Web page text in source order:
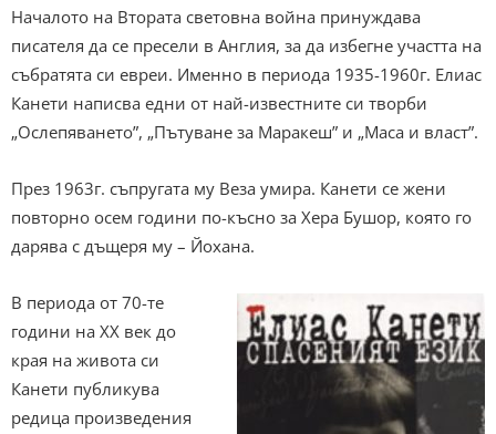
Началото на Втората световна война принуждава
писателя да се пресели в Англия, за да избегне участта на
събратята си евреи. Именно в периода 1935-1960г. Елиас
Канети написва едни от най-известните си творби
„Ослепяването”, „Пътуване за Маракеш” и „Маса и власт”.
През 1963г. съпругата му Веза умира. Канети се жени
повторно осем години по-късно за Хера Бушор, която го
дарява с дъщеря му – Йохана.
В периода от 70-те
години на XX век до
края на живота си
Канети публикува
редица произведения